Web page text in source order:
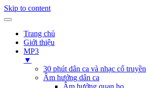
Skip to content
Trang chủ
Giới thiệu
MP3
▼
30 phút dân ca và nhạc cổ truyền
Âm hưởng dân ca
Âm hưởng quan họ